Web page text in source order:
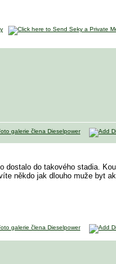
do takového stadia.
někdo jak dlouho muže byt